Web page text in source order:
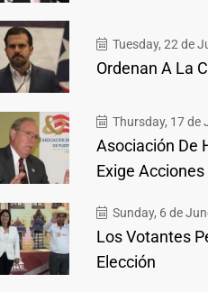
Tuesday, 22 de
Ordenan A La
Thursday, 17 de
Asociación De
Exige Acciones
Sunday, 6 de
Los Votantes
Elección